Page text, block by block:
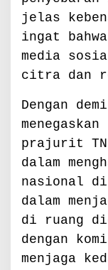
jelas
ingat
media
citra dan
Dengan
prajurit
dalam
nasional
dalam
di ruang
dengan
menjaga